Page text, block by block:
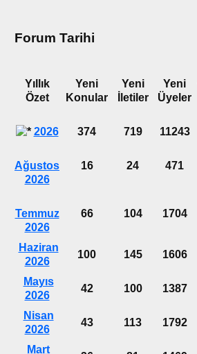
Forum Tarihi
Yıllık
Özet
Yeni
Konular
Yeni
İletiler
Yeni
Üyeler
2026 374 719 11243
Ağustos
2026
16 24 471
Temmuz
2026
66 104 1704
Haziran
2026
100 145 1606
Mayıs
2026
42 100 1387
Nisan
2026
43 113 1792
Mart